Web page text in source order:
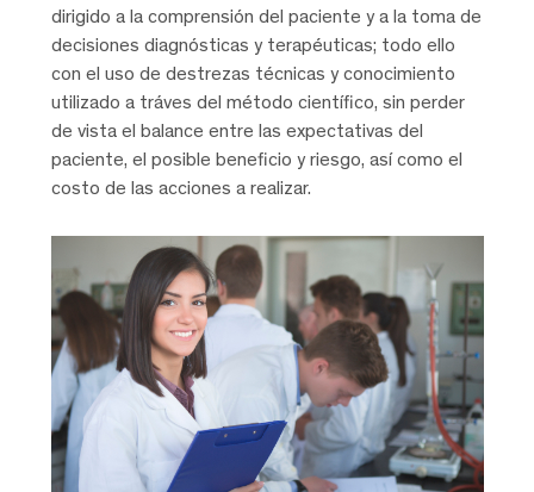
dirigido a la comprensión del paciente y a la toma de
decisiones diagnósticas y terapéuticas; todo ello
con el uso de destrezas técnicas y conocimiento
utilizado a tráves del método científico, sin perder
de vista el balance entre las expectativas del
paciente, el posible beneficio y riesgo, así como el
costo de las acciones a realizar.